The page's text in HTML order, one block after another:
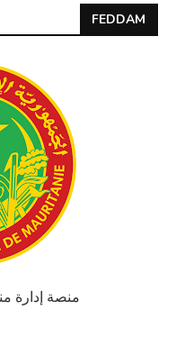
FEDDAM
منصة إدارة